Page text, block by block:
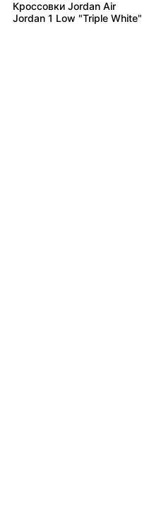
Кроссовки Jordan Air
Jordan 1 Low "Triple White"